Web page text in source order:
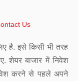
Us
है. इसे किसी भी तरह
शेयर बाजार में निवेश
करने से पहले अपने